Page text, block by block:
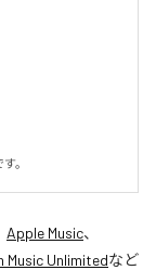
。
Apple Music、
Music Unlimitedなど